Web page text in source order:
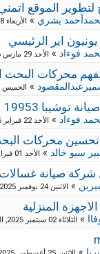
لتطوير الموقع
بشري » الأربعاء 08 إبريل 2026, الساعة 09:29
اير الرئيسي
فوءاد » الأحد 29 مارس 2026, الساعة 17:32
محركات البحث
» الخميس 05 مارس 2026, الساعة 10:55
– صيانة معتمدة وموثوقة لجميع أجهزة توشيبا
فوءاد » الأحد 22 فبراير 2026, الساعة 00:03
محركات
سيو خالد » الأحد 01 فبراير 2026, الساعة 02:37
شركة صيانة
» الاثنين 24 نوفمبر 2025, الساعة 15:33
المنزلية
» الثلاثاء 02 سبتمبر 2025, الساعة 11:13